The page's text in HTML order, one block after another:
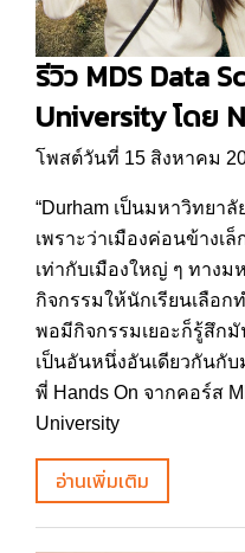
รีวิว MDS Data
University โดย
โพสต์วันที่ 15 สิงหาคม
“Durham เป็นมหาวิทยา
เพราะว่าเมืองค่อนข้างเ
เท่ากับเมืองใหญ่ ๆ ทาง
กิจกรรมให้นักเรียนเลือก
พอมีกิจกรรมเยอะก็รู้สึกมั
เป็นอันหนึ่งอันเดียวกันกั
พี่ Hands On จากคอร์ส
University
อ่านเพิ่มเติม